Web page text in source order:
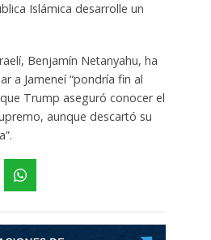
Islámica desarrolle un
Benjamín Netanyahu, ha
a Jameneí “pondría fin al
Trump aseguró conocer el
aunque descartó su